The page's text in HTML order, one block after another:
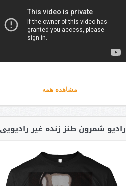
مشاهده همه
رادیو شمرون طنز زنده غیر رادیویی